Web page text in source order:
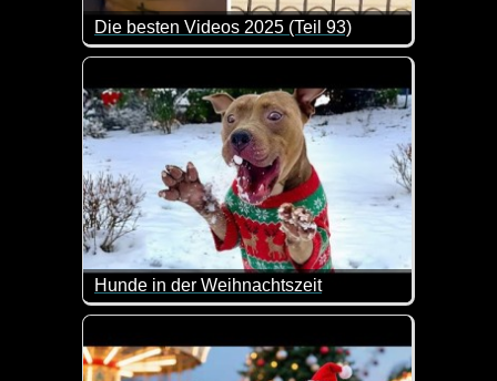
Die besten Videos 2025 (Teil 93)
Eine tolle Zusammenstellung von lustigen
Hunde in der Weihnachtszeit
Nicht nur Katzen können an Weihnachten etwas